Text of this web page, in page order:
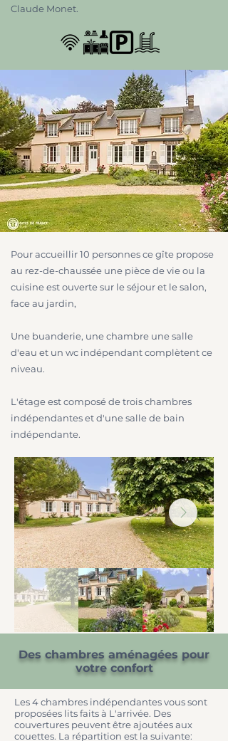
Claude Monet.
Pour accueillir 10 personnes ce gîte propose
au rez-de-chaussée une pièce de vie ou la
cuisine est ouverte sur le séjour et le salon,
face au jardin,
Une buanderie, une chambre une salle
d'eau et un wc indépendant complètent ce
niveau.
L'étage est composé de trois chambres
indépendantes et d'une salle de bain
indépendante.
Des chambres aménagées pour
votre confort
Les 4 chambres indépendantes vous sont
proposées lits faits à L'arrivée. Des
couvertures peuvent être ajoutées aux
couettes. La répartition est la suivante: